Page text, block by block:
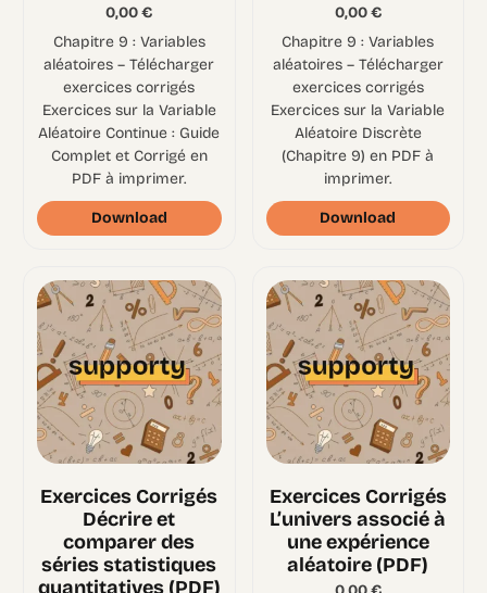
0,00€
Chapitre 9 : Variables
aléatoires – Télécharger
exercices corrigés
Exercices sur la Variable
Aléatoire Continue : Guide
Complet et Corrigé en
PDF à imprimer.
Download
0,00€
Chapitre 9 : Variables
aléatoires – Télécharger
exercices corrigés
Exercices sur la Variable
Aléatoire Discrète
(Chapitre 9) en PDF à
imprimer.
Download
Exercices Corrigés
Décrire et
comparer des
séries statistiques
quantitatives (PDF)
Exercices Corrigés
L’univers associé à
une expérience
aléatoire (PDF)